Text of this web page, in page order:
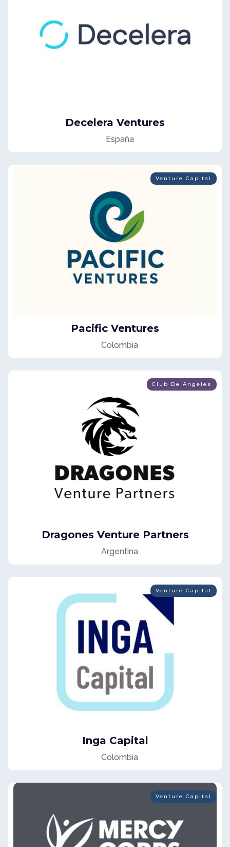
Decelera Ventures
España
Venture Capital
Pacific Ventures
Colombia
Club De Ángeles
Dragones Venture Partners
Argentina
Venture Capital
Inga Capital
Colombia
Venture Capital